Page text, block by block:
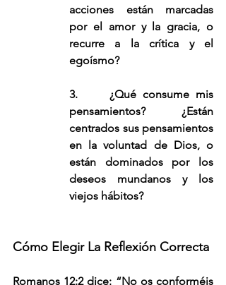
acciones están marcadas
por el amor y la gracia, o
recurre a la crítica y el
egoísmo?
3.     ¿Qué consume mis
pensamientos? ¿Están
centrados sus pensamientos
en la voluntad de Dios, o
están dominados por los
deseos mundanos y los
viejos hábitos?
Cómo Elegir La Reflexión Correcta
Romanos 12:2 dice: “No os conforméis